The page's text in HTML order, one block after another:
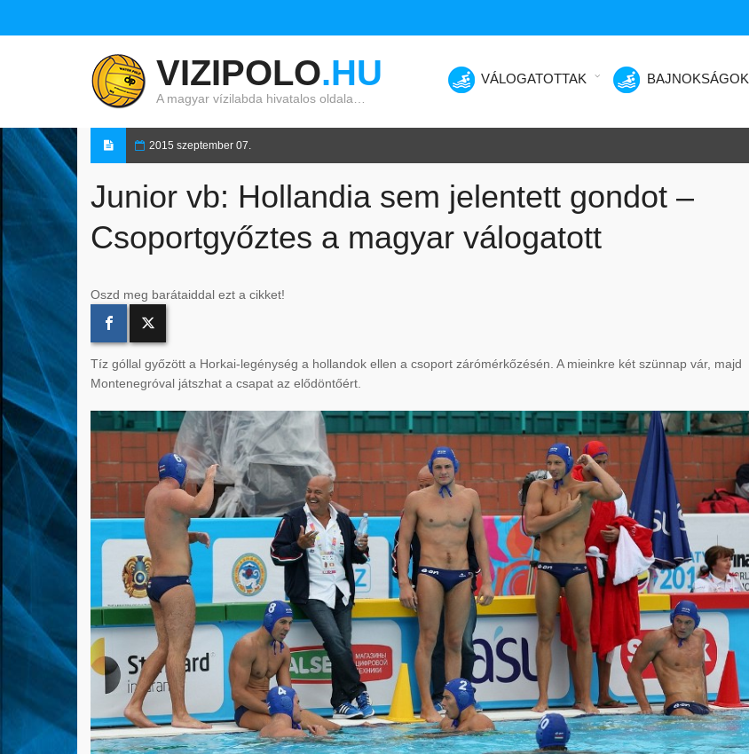
VIZIPOLO.HU
A magyar vízilabda hivatalos oldala…
VÁLOGATOTTAK BAJNOKSÁGOK
2015 szeptember 07.
Junior vb: Hollandia sem jelentett gondot –
Csoportgyőztes a magyar válogatott
Oszd meg barátaiddal ezt a cikket!
Tíz góllal győzött a Horkai-legénység a hollandok ellen a csoport zárómérkőzésén. A mieinkre két szünnap vár, majd
Montenegróval játszhat a csapat az elődöntőért.